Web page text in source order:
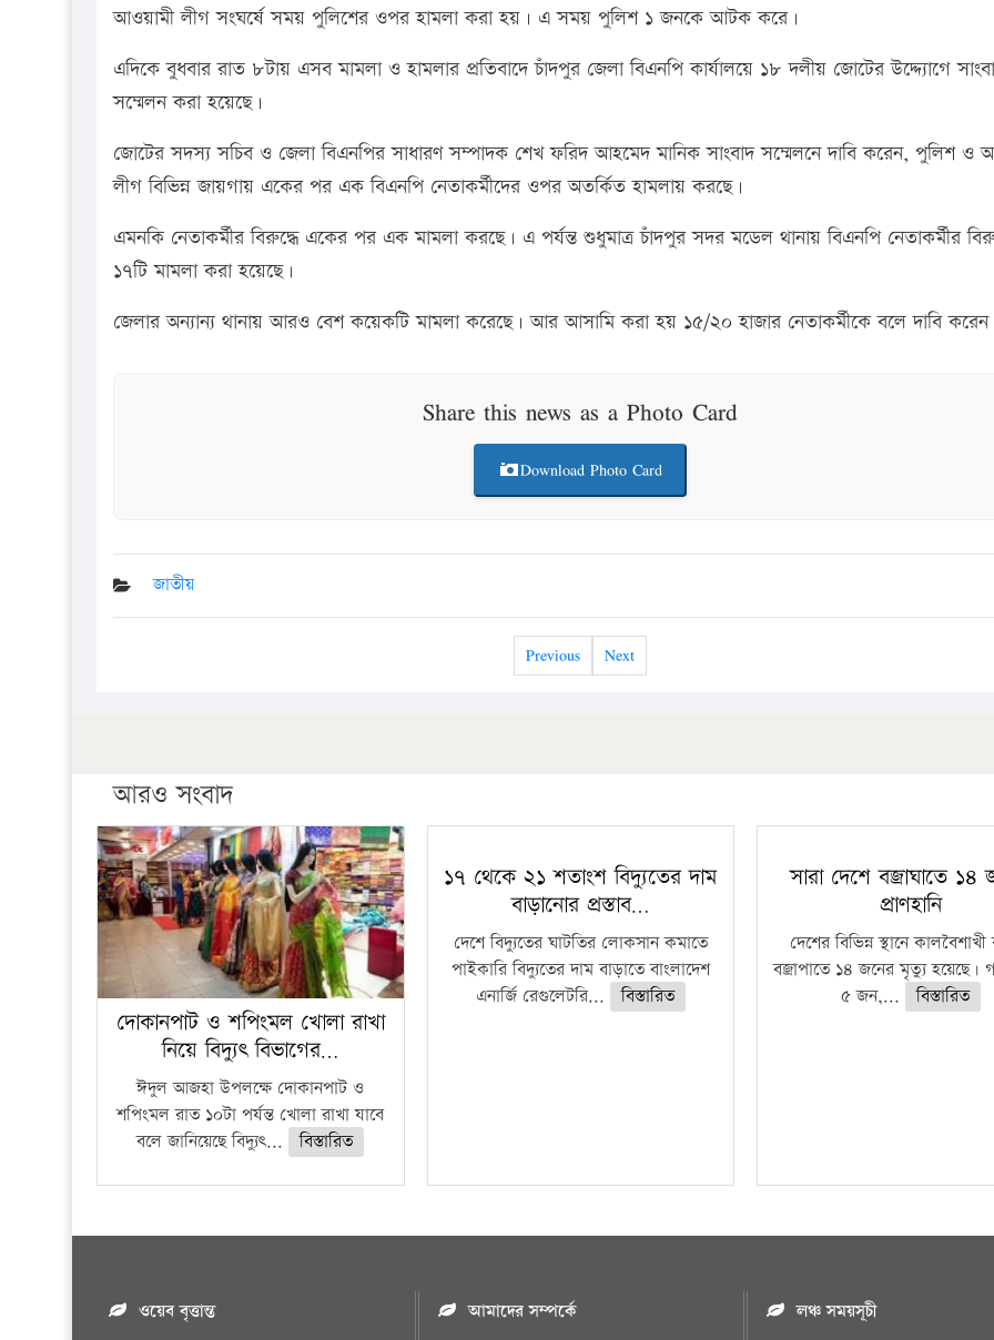
আওয়ামী লীগ সংঘর্ষে সময় পুলিশের ওপর হামলা করা হয়। এ সময় পুলিশ ১ জনকে আটক করে।
এদিকে বুধবার রাত ৮টায় এসব মামলা ও হামলার প্রতিবাদে চাঁদপুর জেলা বিএনপি কার্যালয়ে ১৮ দলীয় জোটের উদ্দ্যোগে
সম্মেলন করা হয়েছে।
জোটের সদস্য সচিব ও জেলা বিএনপির সাধারণ সম্পাদক শেখ ফরিদ আহমেদ মানিক সাংবাদ সম্মেলনে দাবি করেন, পুলিশ ও
লীগ বিভিন্ন জায়গায় একের পর এক বিএনপি নেতাকর্মীদের ওপর অতর্কিত হামলায় করছে।
এমনকি নেতাকর্মীর বিরুদ্ধে একের পর এক মামলা করছে। এ পর্যন্ত শুধুমাত্র চাঁদপুর সদর মডেল থানায় বিএনপি নেতাকর্মীর
১৭টি মামলা করা হয়েছে।
জেলার অন্যান্য থানায় আরও বেশ কয়েকটি মামলা করেছে। আর আসামি করা হয় ১৫/২০ হাজার নেতাকর্মীকে বলে দাবি করেন
Share this news as a Photo Card
Download Photo Card
জাতীয়
Previous Next
আরও সংবাদ
দোকানপাট ও শপিংমল খোলা রাখা
নিয়ে বিদ্যুৎ বিভাগের…
ঈদুল আজহা উপলক্ষে দোকানপাট ও
শপিংমল রাত ১০টা পর্যন্ত খোলা রাখা যাবে
বলে জানিয়েছে বিদ্যুৎ...
বিস্তারিত
১৭ থেকে ২১ শতাংশ বিদ্যুতের দাম
বাড়ানোর প্রস্তাব…
দেশে বিদ্যুতের ঘাটতির লোকসান কমাতে
পাইকারি বিদ্যুতের দাম বাড়াতে বাংলাদেশ
এনার্জি রেগুলেটরি...
বিস্তারিত
সারা দেশে বজ্রাঘাতে ১৪
প্রাণহানি
দেশের বিভিন্ন স্থানে
বজ্রাপাতে ১৪ জনের মৃত্যু হয়েছে।
৫ জন,...
বিস্তারিত
ওয়েব বৃত্তান্ত
আমাদের সম্পর্কে
লঞ্চ সময়সূচী